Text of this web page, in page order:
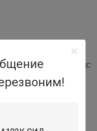
впрыски 0.96в 1.2в 3ЛЭДС
патент на
в Китае с самым